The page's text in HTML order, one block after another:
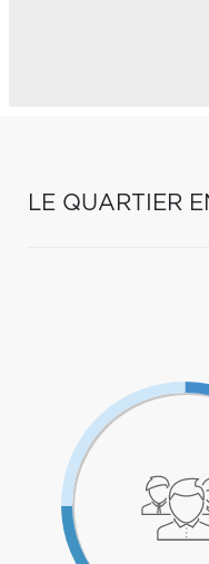
LE QUARTIER